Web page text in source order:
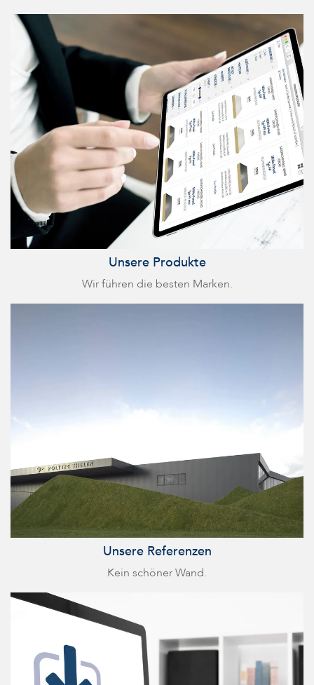
Unsere Produkte
Wir führen die besten Marken.
Unsere Referenzen
Kein schöner Wand.